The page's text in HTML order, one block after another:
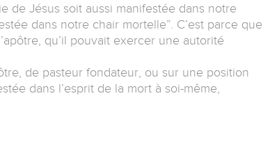
de Jésus soit aussi manifestée dans notre
dans notre chair mortelle”. C’est parce que
qu’il pouvait exercer une autorité
de pasteur fondateur, ou sur une position
dans l’esprit de la mort à soi-même,